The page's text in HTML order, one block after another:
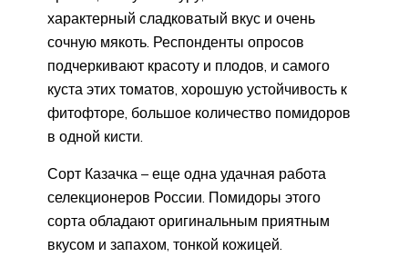
характерный сладковатый вкус и очень
сочную мякоть. Респонденты опросов
подчеркивают красоту и плодов, и самого
куста этих томатов, хорошую устойчивость к
фитофторе, большое количество помидоров
в одной кисти.
Сорт Казачка – еще одна удачная работа
селекционеров России. Помидоры этого
сорта обладают оригинальным приятным
вкусом и запахом, тонкой кожицей.